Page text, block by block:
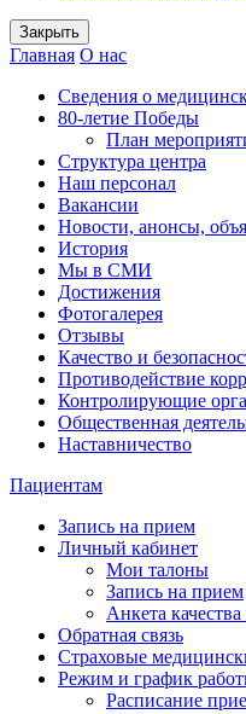
Закрыть
Главная О нас
Сведения о
80-летие Победы
План
Структура центра
Наш персонал
Вакансии
Новости, анонсы,
История
Мы в СМИ
Достижения
Фотогалерея
Отзывы
Качество и
Противодействие
Контролирующие
Общественная
Наставничество
Пациентам
Запись на прием
Личный кабинет
Мои талоны
Запись на прием
Анкета
Обратная связь
Страховые
Режим и график
Расписание